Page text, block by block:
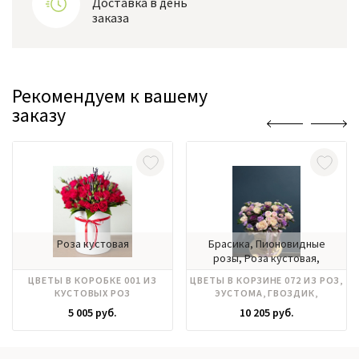
заказа
Рекомендуем к вашему
заказу
Роза кустовая
ЦВЕТЫ В КОРОБКЕ 001 ИЗ
КУСТОВЫХ РОЗ
5 005 руб.
Брасика, Пионовидные
розы, Роза кустовая,
ЦВЕТЫ В КОРЗИНЕ 072 ИЗ РОЗ,
ЭУСТОМА, ГВОЗДИК,
ХРИЗАНТЕМ
10 205 руб.